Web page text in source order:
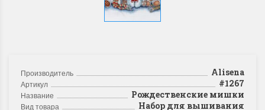
Производитель Alisena
Артикул #1267
Название Рождественские мишки
Вид товара Набор для вышивания